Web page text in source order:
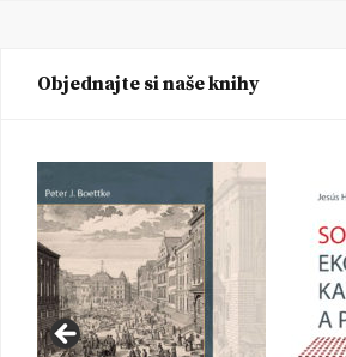
Objednajte si naše knihy